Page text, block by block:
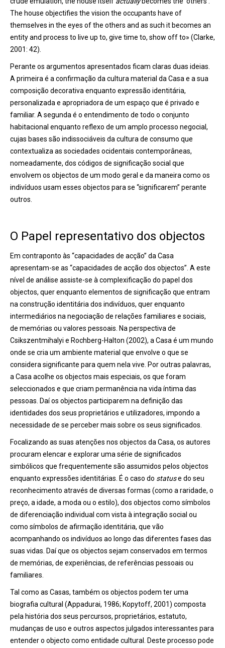
The house objectifies the vision the occupants have of
themselves in the eyes of the others and as such it becomes an
entity and process to live up to, give time to, show off to» (Clarke,
2001: 42).
Perante os argumentos apresentados ficam claras duas ideias.
A primeira é a confirmação da cultura material da Casa e a sua
composição decorativa enquanto expressão identitária,
personalizada e apropriadora de um espaço que é privado e
familiar. A segunda é o entendimento de todo o conjunto
habitacional enquanto reflexo de um amplo processo negocial,
cujas bases são indissociáveis da cultura de consumo que
contextualiza as sociedades ocidentais contemporâneas,
nomeadamente, dos códigos de significação social que
envolvem os objectos de um modo geral e da maneira como os
indivíduos usam esses objectos para se “significarem” perante
outros.
O Papel representativo dos objectos
Em contraponto às “capacidades de acção” da Casa
apresentam-se as “capacidades de acção dos objectos”. A este
nível de análise assiste-se à complexificação do papel dos
objectos, quer enquanto elementos de significação que entram
na construção identitária dos indivíduos, quer enquanto
intermediários na negociação de relações familiares e sociais,
de memórias ou valores pessoais. Na perspectiva de
Csikszentmihalyi e Rochberg-Halton (2002), a Casa é um mundo
onde se cria um ambiente material que envolve o que se
considera significante para quem nela vive. Por outras palavras,
a Casa acolhe os objectos mais especiais, os que foram
seleccionados e que criam permanência na vida íntima das
pessoas. Daí os objectos participarem na definição das
identidades dos seus proprietários e utilizadores, impondo a
necessidade de se perceber mais sobre os seus significados.
Focalizando as suas atenções nos objectos da Casa, os autores
procuram elencar e explorar uma série de significados
simbólicos que frequentemente são assumidos pelos objectos
enquanto expressões identitárias. É o caso do statuse do seu
reconhecimento através de diversas formas (como a raridade, o
preço, a idade, a moda ou o estilo), dos objectos como símbolos
de diferenciação individual com vista à integração social ou
como símbolos de afirmação identitária, que vão
acompanhando os indivíduos ao longo das diferentes fases das
suas vidas. Daí que os objectos sejam conservados em termos
de memórias, de experiências, de referências pessoais ou
familiares.
Tal como as Casas, também os objectos podem ter uma
biografia cultural (Appadurai, 1986; Kopytoff, 2001) composta
pela história dos seus percursos, proprietários, estatuto,
mudanças de uso e outros aspectos julgados interessantes para
entender o objecto como entidade cultural. Deste processo pode